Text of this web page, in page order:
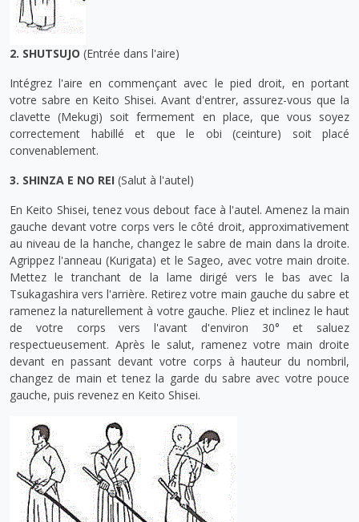
2. SHUTSUJO (Entrée dans l'aire)
Intégrez l'aire en commençant avec le pied droit, en portant
votre sabre en Keito Shisei. Avant d'entrer, assurez-vous que la
clavette (Mekugi) soit fermement en place, que vous soyez
correctement habillé et que le obi (ceinture) soit placé
convenablement.
3. SHINZA E NO REI (Salut à l'autel)
En Keito Shisei, tenez vous debout face à l'autel. Amenez la main
gauche devant votre corps vers le côté droit, approximativement
au niveau de la hanche, changez le sabre de main dans la droite.
Agrippez l'anneau (Kurigata) et le Sageo, avec votre main droite.
Mettez le tranchant de la lame dirigé vers le bas avec la
Tsukagashira vers l'arrière. Retirez votre main gauche du sabre et
ramenez la naturellement à votre gauche. Pliez et inclinez le haut
de votre corps vers l'avant d'environ 30° et saluez
respectueusement. Après le salut, ramenez votre main droite
devant en passant devant votre corps à hauteur du nombril,
changez de main et tenez la garde du sabre avec votre pouce
gauche, puis revenez en Keito Shisei.